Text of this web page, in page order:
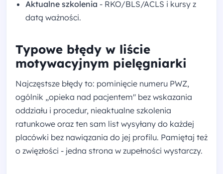
Aktualne szkolenia - RKO/BLS/ACLS i kursy z
datą ważności.
Typowe błędy w liście
motywacyjnym pielęgniarki
Najczęstsze błędy to: pominięcie numeru PWZ,
ogólnik „opieka nad pacjentem" bez wskazania
oddziału i procedur, nieaktualne szkolenia
ratunkowe oraz ten sam list wysyłany do każdej
placówki bez nawiązania do jej profilu. Pamiętaj też
o zwięzłości - jedna strona w zupełności wystarczy.